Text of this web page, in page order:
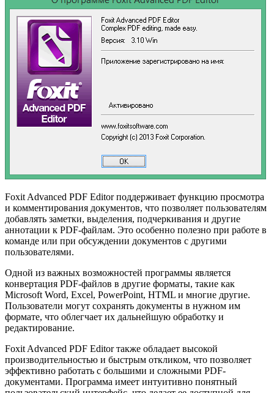
Foxit Advanced PDF Editor поддерживает функцию просмотра
и комментирования документов, что позволяет пользователям
добавлять заметки, выделения, подчеркивания и другие
аннотации к PDF-файлам. Это особенно полезно при работе в
команде или при обсуждении документов с другими
пользователями.
Одной из важных возможностей программы является
конвертация PDF-файлов в другие форматы, такие как
Microsoft Word, Excel, PowerPoint, HTML и многие другие.
Пользователи могут сохранять документы в нужном им
формате, что облегчает их дальнейшую обработку и
редактирование.
Foxit Advanced PDF Editor также обладает высокой
производительностью и быстрым откликом, что позволяет
эффективно работать с большими и сложными PDF-
документами. Программа имеет интуитивно понятный